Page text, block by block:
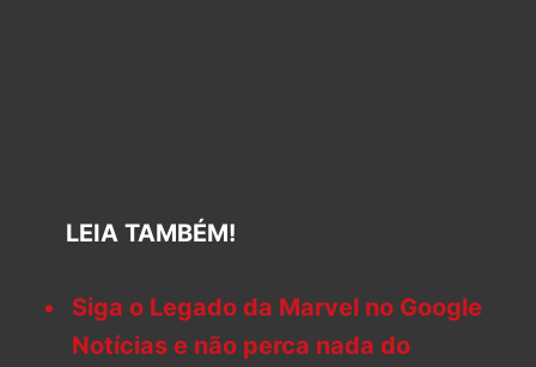
LEIA TAMBÉM!
Siga o Legado da Marvel no Google
Notícias e não perca nada do